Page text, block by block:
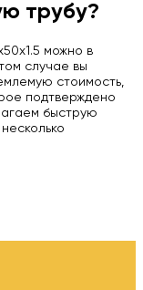
трубу?
можно в
случае вы
стоимость,
подтверждено
быструю